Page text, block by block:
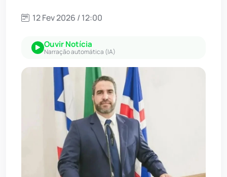
12 Fev 2026 / 12:00
Ouvir Notícia
Narração automática (IA)